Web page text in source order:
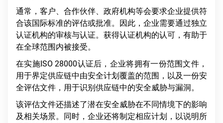
通常，客户、合作伙伴、政府机构等会要求企业提供符
合该国际标准的评估或批准。因此，企业需要通过独立
认证机构的审核与认证。获得认证机构的认可，有助于
在全球范围内被接受。
在实施ISO 28000认证后，企业将拥有一份范围文件，
用于界定供应链中由安全计划覆盖的范围，以及一份安
全评估文件，用于识别供应链中的安全威胁与漏洞。
该评估文件还描述了潜在安全威胁在不同情境下的影响
及相关场景。同时，企业还将制定相应计划，以说明所